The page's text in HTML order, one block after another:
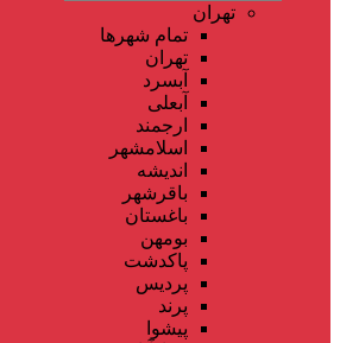
تهران
تمام شهر‌ها
تهران
آبسرد
آبعلی
ارجمند
اسلامشهر
اندیشه
باقرشهر
باغستان
بومهن
پاکدشت
پردیس
پرند
پیشوا